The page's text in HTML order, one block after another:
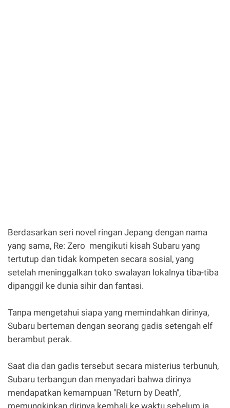
Berdasarkan seri novel ringan Jepang dengan nama
yang sama, Re: Zero mengikuti kisah Subaru yang
tertutup dan tidak kompeten secara sosial, yang
setelah meninggalkan toko swalayan lokalnya tiba-tiba
dipanggil ke dunia sihir dan fantasi.
Tanpa mengetahui siapa yang memindahkan dirinya,
Subaru berteman dengan seorang gadis setengah elf
berambut perak.
Saat dia dan gadis tersebut secara misterius terbunuh,
Subaru terbangun dan menyadari bahwa dirinya
mendapatkan kemampuan "Return by Death",
memungkinkan dirinya kembali ke waktu sebelum ia